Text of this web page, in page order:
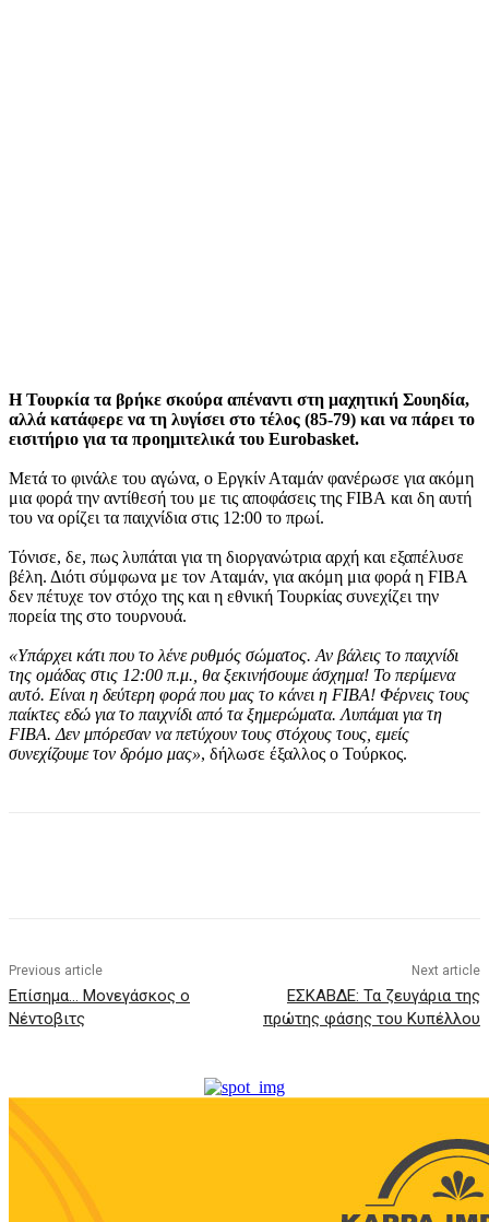
Η Τουρκία τα βρήκε σκούρα απέναντι στη μαχητική Σουηδία,
αλλά κατάφερε να τη λυγίσει στο τέλος (85-79) και να πάρει το
εισιτήριο για τα προημιτελικά του Eurobasket.
Μετά το φινάλε του αγώνα, ο Εργκίν Αταμάν φανέρωσε για ακόμη
μια φορά την αντίθεσή του με τις αποφάσεις της FIBA και δη αυτή
του να ορίζει τα παιχνίδια στις 12:00 το πρωί.
Τόνισε, δε, πως λυπάται για τη διοργανώτρια αρχή και εξαπέλυσε
βέλη. Διότι σύμφωνα με τον Αταμάν, για ακόμη μια φορά η FIBA
δεν πέτυχε τον στόχο της και η εθνική Τουρκίας συνεχίζει την
πορεία της στο τουρνουά.
«Υπάρχει κάτι που το λένε ρυθμός σώματος. Αν βάλεις το παιχνίδι
της ομάδας στις 12:00 π.μ., θα ξεκινήσουμε άσχημα! Το περίμενα
αυτό. Είναι η δεύτερη φορά που μας το κάνει η FIBA! Φέρνεις τους
παίκτες εδώ για το παιχνίδι από τα ξημερώματα. Λυπάμαι για τη
FIBA. Δεν μπόρεσαν να πετύχουν τους στόχους τους, εμείς
συνεχίζουμε τον δρόμο μας», δήλωσε έξαλλος ο Τούρκος.
Previous article
Επίσημα… Μονεγάσκος ο
Νέντοβιτς
Next article
ΕΣΚΑΒΔΕ: Τα ζευγάρια της
πρώτης φάσης του Κυπέλλου